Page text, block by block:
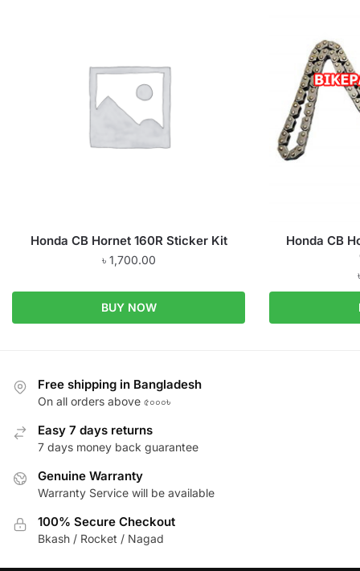
Honda CB Hornet 160R Sticker Kit
৳ 1,700.00
BUY NOW
Honda CB
Free shipping in Bangladesh
On all orders above ৫০০০৳
Easy 7 days returns
7 days money back guarantee
Genuine Warranty
Warranty Service will be available
100% Secure Checkout
Bkash / Rocket / Nagad